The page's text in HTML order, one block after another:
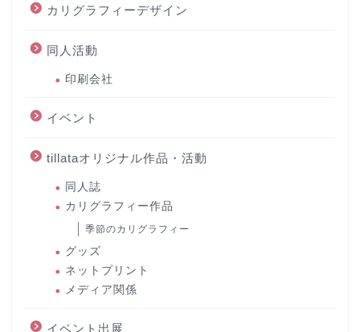
カリグラフィーデザイン
同人活動
印刷会社
イベント
tillataオリジナル作品・活動
同人誌
カリグラフィー作品
季節のカリグラフィー
グッズ
ネットプリント
メディア関係
イベント出展